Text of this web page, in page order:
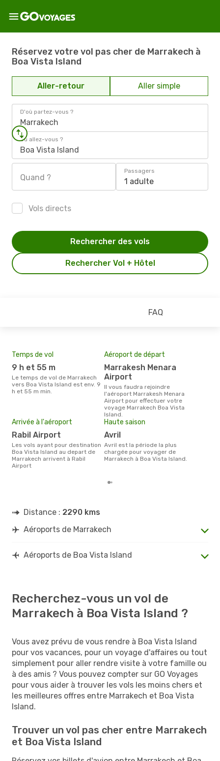
Réservez votre vol pas cher de Marrakech à
Boa Vista Island
Aller-retour Aller simple
D'où partez-vous ?
Marrakech
Où allez-vous ?
Boa Vista Island
Quand ?
Passagers
1 adulte
Vols directs
Rechercher Vol + Hôtel
Rechercher des vols
FAQ
Temps de vol
9 h et 55 m
Le temps de vol de Marrakech
vers Boa Vista Island est env. 9
h et 55 m min.
Aéroport de départ
Marrakesh Menara
Airport
Il vous faudra rejoindre
l'aéroport Marrakesh Menara
Airport pour effectuer votre
voyage Marrakech Boa Vista
Island.
Arrivée à l'aéroport
Rabil Airport
Les vols ayant pour destination
Boa Vista Island au depart de
Marrakech arrivent à Rabil
Airport
Haute saison
avril
avril est la période la plus
chargée pour voyager de
Marrakech à Boa Vista Island.
Distance : 2290 kms
Aéroports de Marrakech
Aéroports de Boa Vista Island
Recherchez-vous un vol de
Marrakech à Boa Vista Island ?
Vous avez prévu de vous rendre à Boa Vista Island
pour vos vacances, pour un voyage d'affaires ou tout
simplement pour aller rendre visite à votre famille ou
à des amis ? Vous pouvez compter sur GO Voyages
pour vous aider à trouver les vols les moins chers et
les meilleures offres entre Marrakech et Boa Vista
Island.
Trouver un vol pas cher entre Marrakech
et Boa Vista Island